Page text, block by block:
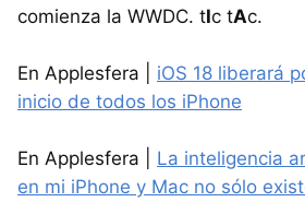
comienza la WWDC. tIc tAc.
En Applesfera | iOS 18 liberará
inicio de todos los iPhone
En Applesfera | La inteligencia
en mi iPhone y Mac no sólo